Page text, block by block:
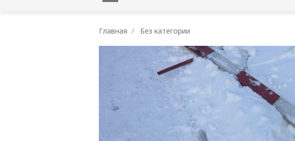
Главная Без категории